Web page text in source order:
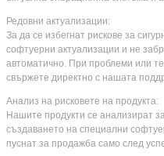
Редовни актуализации:
За да се избегнат рискове за
софтуерни актуализации и не
автоматично. При проблеми или
свържете директно с нашата
Анализ на рисковете на продукта:
Нашите продукти се анализират
създаването на специални
пуснат за продажба само след